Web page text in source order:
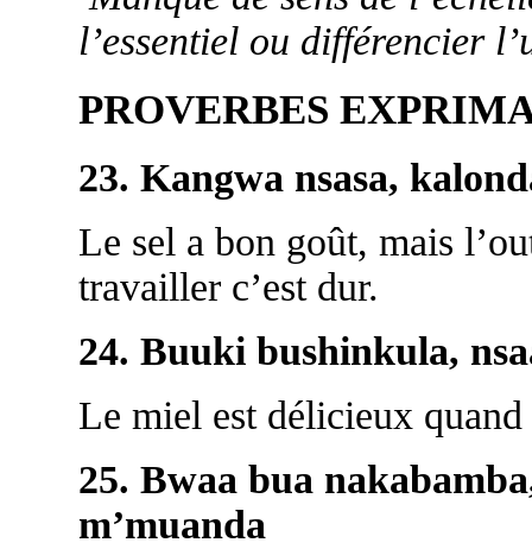
l’essentiel ou différencier
PROVERBES
23. Kangwa nsasa,
Le sel a bon goût, mais
travailler c’est dur.
24. Buuki bushinkula,
Le miel est délicieux quand
25. Bwaa bua
m’muanda